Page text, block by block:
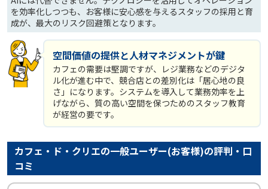
を効率化しつつも、お客様に安心感を与えるスタッフの採用と育
成が、最大のリスク回避策となります。
空間価値の提供と人材マネジメントが鍵
カフェの需要は堅調ですが、レジ業務などのデジタ
ル化が進む中で、競合店との差別化は「居心地の良
さ」になります。システムを導入して業務効率を上
げながら、質の高い空間を保つためのスタッフ教育
が経営の要です。
カフェ・ド・クリエの一般ユーザー(お客様)の評判・口
コミ